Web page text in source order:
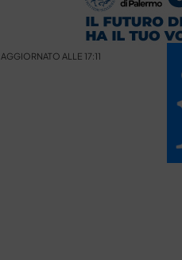
ALLE 17:11